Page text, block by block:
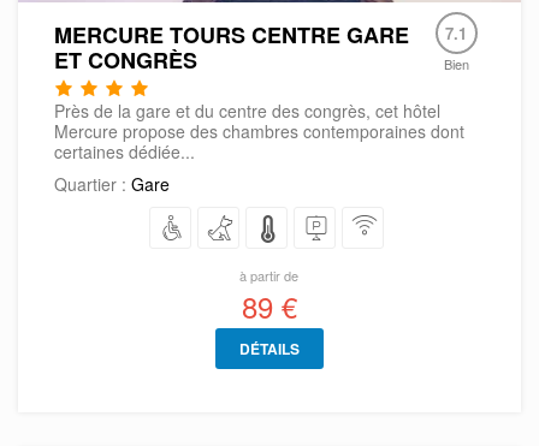
MERCURE TOURS CENTRE GARE
ET CONGRÈS
7.1
Bien
Près de la gare et du centre des congrès, cet hôtel
Mercure propose des chambres contemporaines dont
certaines dédiée...
Quartier : Gare
à partir de
89 €
DÉTAILS